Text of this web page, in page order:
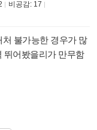
비공감: 17
불가능한 경우가 많
뛰어봤을리가 만무함